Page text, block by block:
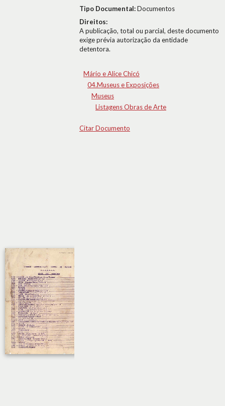
Tipo Documental:Documentos
Direitos:
A publicação, total ou parcial, deste documento
exige prévia autorização da entidade
detentora.
Mário e Alice Chicó
04.Museus e Exposições
Museus
Listagens Obras de Arte
Citar Documento